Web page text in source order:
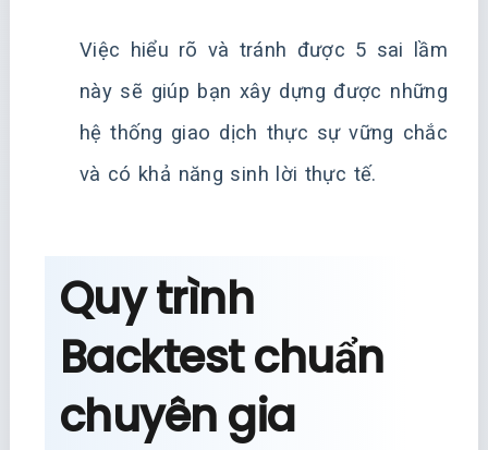
Việc hiểu rõ và tránh được 5 sai lầm
này sẽ giúp bạn xây dựng được những
hệ thống giao dịch thực sự vững chắc
và có khả năng sinh lời thực tế.
Quy trình
Backtest chuẩn
chuyên gia